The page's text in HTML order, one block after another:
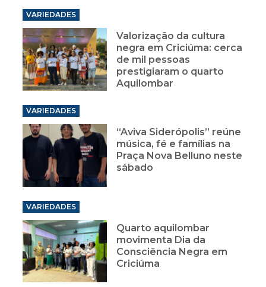
VARIEDADES
Valorização da cultura
negra em Criciúma: cerca
de mil pessoas
prestigiaram o quarto
Aquilombar
VARIEDADES
“Aviva Siderópolis” reúne
música, fé e famílias na
Praça Nova Belluno neste
sábado
VARIEDADES
Quarto aquilombar
movimenta Dia da
Consciência Negra em
Criciúma